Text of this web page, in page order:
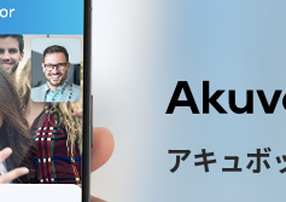
アキュボ